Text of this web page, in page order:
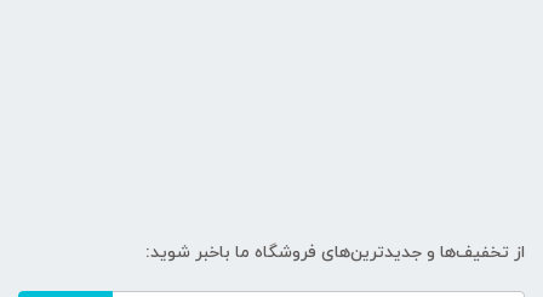
از تخفیف‌ها و جدیدترین‌های فروشگاه ما باخبر شوید: